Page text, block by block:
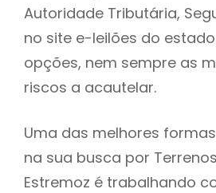
Autoridade Tributária,
no site e-leilões do
opções, nem sempre as
riscos a acautelar.
Uma das melhores
na sua busca por
Estremoz é trabalhando